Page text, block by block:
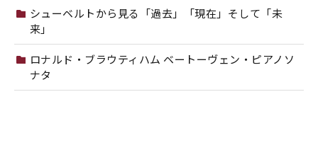
シューベルトから見る「過去」「現在」そして「未
来」
ロナルド・ブラウティハム ベートーヴェン・ピアノソ
ナタ